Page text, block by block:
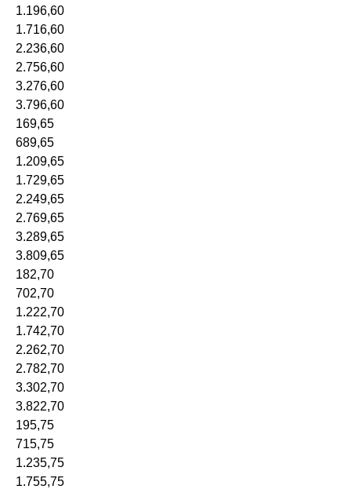
1.196,60
1.716,60
2.236,60
2.756,60
3.276,60
3.796,60
169,65
689,65
1.209,65
1.729,65
2.249,65
2.769,65
3.289,65
3.809,65
182,70
702,70
1.222,70
1.742,70
2.262,70
2.782,70
3.302,70
3.822,70
195,75
715,75
1.235,75
1.755,75